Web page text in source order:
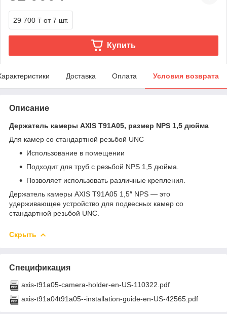
29 700 ₸ от 7 шт.
Купить
Доставка Оплата Условия возврата
Описание
Держатель камеры AXIS T91A05, размер NPS 1,5 дюйма
Для камер со стандартной резьбой UNC
Использование в помещении
Подходит для труб с резьбой NPS 1,5 дюйма.
Позволяет использовать различные крепления.
Держатель камеры AXIS T91A05 1,5″ NPS — это
удерживающее устройство для подвесных камер со
стандартной резьбой UNC.
Скрыть
Спецификация
axis-t91a05-camera-holder-en-US-110322.pdf
axis-t91a04t91a05--installation-guide-en-US-42565.pdf